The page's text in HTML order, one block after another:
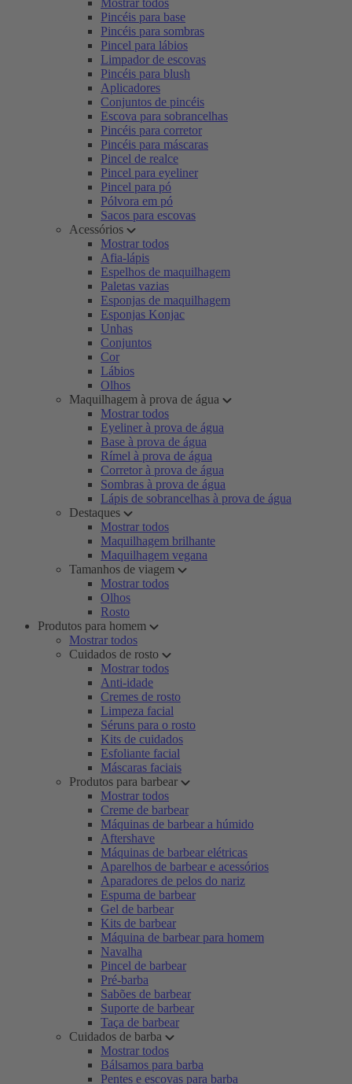
Mostrar todos
Pincéis para base
Pincéis para sombras
Pincel para lábios
Limpador de escovas
Pincéis para blush
Aplicadores
Conjuntos de pincéis
Escova para sobrancelhas
Pincéis para corretor
Pincéis para máscaras
Pincel de realce
Pincel para eyeliner
Pincel para pó
Pólvora em pó
Sacos para escovas
Acessórios
Mostrar todos
Afia-lápis
Espelhos de maquilhagem
Paletas vazias
Esponjas de maquilhagem
Esponjas Konjac
Unhas
Conjuntos
Cor
Lábios
Olhos
Maquilhagem à prova de água
Mostrar todos
Eyeliner à prova de água
Base à prova de água
Rímel à prova de água
Corretor à prova de água
Sombras à prova de água
Lápis de sobrancelhas à prova de água
Destaques
Mostrar todos
Maquilhagem brilhante
Maquilhagem vegana
Tamanhos de viagem
Mostrar todos
Olhos
Rosto
Produtos para homem
Mostrar todos
Cuidados de rosto
Mostrar todos
Anti-idade
Cremes de rosto
Limpeza facial
Séruns para o rosto
Kits de cuidados
Esfoliante facial
Máscaras faciais
Produtos para barbear
Mostrar todos
Creme de barbear
Máquinas de barbear a húmido
Aftershave
Máquinas de barbear elétricas
Aparelhos de barbear e acessórios
Aparadores de pelos do nariz
Espuma de barbear
Gel de barbear
Kits de barbear
Máquina de barbear para homem
Navalha
Pincel de barbear
Pré-barba
Sabões de barbear
Suporte de barbear
Taça de barbear
Cuidados de barba
Mostrar todos
Bálsamos para barba
Pentes e escovas para barba